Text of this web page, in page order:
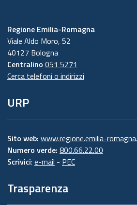
Regione Emilia-Romagna
Viale Aldo Moro, 52
40127 Bologna
Centralino 051 5271
Cerca telefoni o indirizzi
URP
Sito web: www.regione.emilia-
Numero verde: 800.66.22.00
Scrivici: e-mail - PEC
Trasparenza